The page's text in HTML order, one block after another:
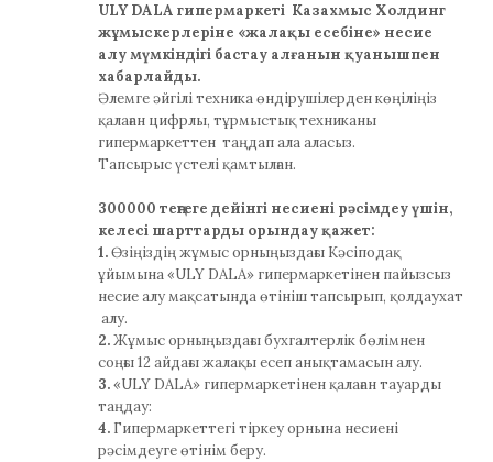
ULY DALA гипермаркеті Казахмыс Холдинг
жұмыскерлеріне «жалақы есебіне» несие
алу мүмкіндігі бастау алғанын қуанышпен
хабарлайды.
Әлемге әйгілі техника өндірушілерден көңіліңіз
қалаған цифрлы, тұрмыстық техниканы
гипермаркеттен таңдап ала аласыз.
Тапсырыс үстелі қамтылған.
300000 теңгеге дейінгі несиені рәсімдеу үшін,
келесі шарттарды орындау қажет:
1.Өзіңіздің жұмыс орныңыздағы Кәсіподақ
ұйымына «ULY DALA» гипермаркетінен пайызсыз
несие алу мақсатында өтініш тапсырып, қолдаухат
алу.
2.Жұмыс орныңыздағы бухгалтерлік бөлімнен
соңғы 12 айдағы жалақы есеп анықтамасын алу.
3.«ULY DALA» гипермаркетінен қалаған тауарды
таңдау:
4. Гипермаркеттегі тіркеу орнына несиені
рәсімдеуге өтінім беру.